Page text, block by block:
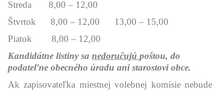
Streda 8,00 – 12,00
Štvrtok 8,00 – 12,00 13,00 – 15,00
Piatok 8,00 – 12,00
Kandidátne listiny sa nedoručujú poštou, do
podateľne obecného úradu ani starostovi obce.
Ak zapisovateľka miestnej volebnej komisie nebude